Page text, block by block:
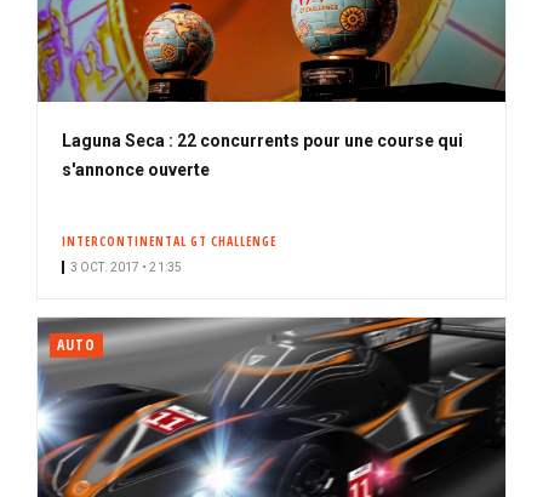
Laguna Seca : 22 concurrents pour une course qui
s'annonce ouverte
INTERCONTINENTAL GT CHALLENGE
3 OCT. 2017 • 21:35
AUTO